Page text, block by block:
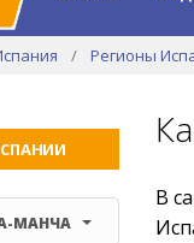
Регионы
МАНЧА
В